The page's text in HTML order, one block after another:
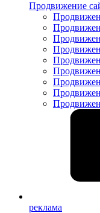
Продвижение
реклама